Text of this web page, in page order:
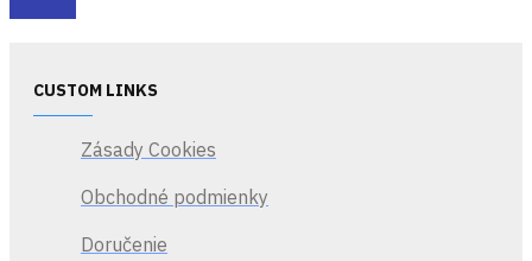
CUSTOM LINKS
Zásady Cookies
Obchodné podmienky
Doručenie